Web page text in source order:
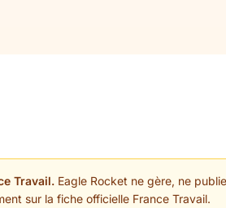
Travail. Eagle Rocket ne gère, ne
sur la fiche officielle France Travail.